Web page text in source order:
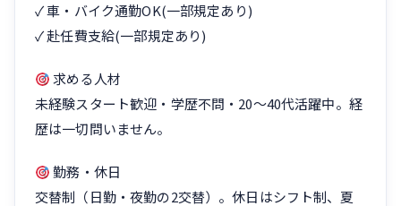
✓ 車・バイク通勤OK(一部規定あり)
✓ 赴任費支給(一部規定あり)
求める人材
未経験スタート歓迎・学歴不問・20〜40代活躍中。経
歴は一切問いません。
勤務・休日
交替制（日勤・夜勤の2交替）。休日はシフト制、夏